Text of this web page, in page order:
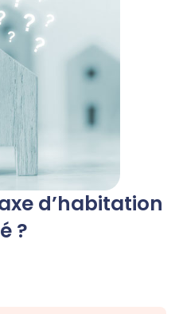
d’habitation
?